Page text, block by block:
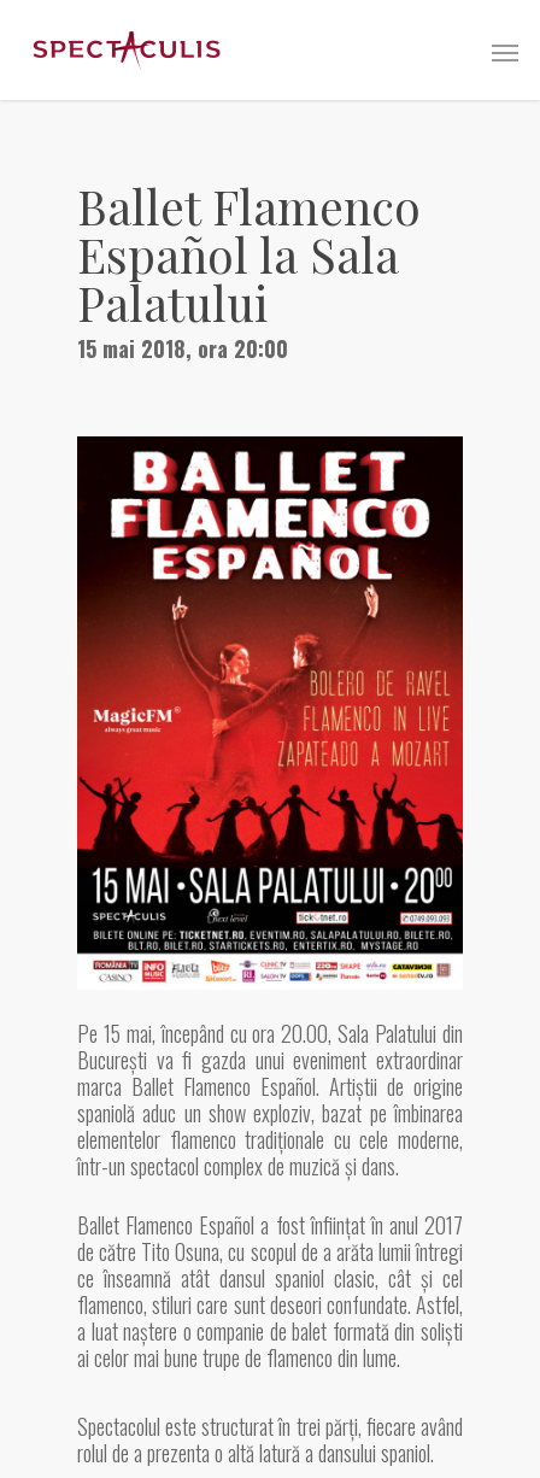
Ballet Flamenco
Español la Sala
Palatului
15 mai 2018, ora 20:00
Pe 15 mai, începând cu ora 20.00, Sala Palatului din
București va fi gazda unui eveniment extraordinar
marca Ballet Flamenco Español. Artiștii de origine
spaniolă aduc un show exploziv, bazat pe îmbinarea
elementelor flamenco tradiționale cu cele moderne,
într-un spectacol complex de muzică și dans.
Ballet Flamenco Español a fost înființat în anul 2017
de către Tito Osuna, cu scopul de a arăta lumii întregi
ce înseamnă atât dansul spaniol clasic, cât și cel
flamenco, stiluri care sunt deseori confundate. Astfel,
a luat naștere o companie de balet formată din soliști
ai celor mai bune trupe de flamenco din lume.
Spectacolul este structurat în trei părți, fiecare având
rolul de a prezenta o altă latură a dansului spaniol.